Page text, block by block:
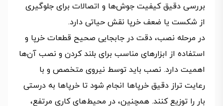
بررسی دقیق کیفیت جوش‌ها و اتصالات برای جلوگیری
از شکست یا ضعف خرپا نقش حیاتی دارد.
در مرحله نصب، دقت در جابجایی صحیح قطعات خرپا و
استفاده از ابزارهای مناسب برای بلند کردن و نصب آن‌ها
اهمیت دارد. نصب باید توسط نیروی متخصص و با
رعایت تراز دقیق خرپاها انجام شود تا خرپاها به درستی
بار را توزیع کنند. همچنین، در محیط‌های کاری مرتفع،